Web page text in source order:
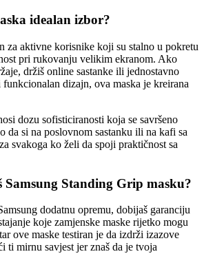
idealan izbor?
za aktivne korisnike koji su stalno u pokretu
pri rukovanju velikim ekranom. Ako
držiš online sastanke ili jednostavno
dizajn, ova maska je kreirana
dozu sofisticiranosti koja se savršeno
da si na poslovnom sastanku ili na kafi sa
svakoga ko želi da spoji praktičnost sa
Samsung Standing Grip masku?
dodatnu opremu, dobijaš garanciju
koje zamjenske maske rijetko mogu
ove maske testiran je da izdrži izazove
ti mirnu savjest jer znaš da je tvoja